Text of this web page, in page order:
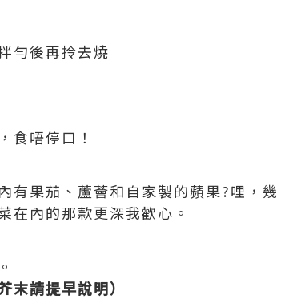
勻後再拎去燒
食唔停口！
有果茄、蘆薈和自家製的蘋果?哩，幾
在內的那款更深我歡心。
。
末請提早說明）